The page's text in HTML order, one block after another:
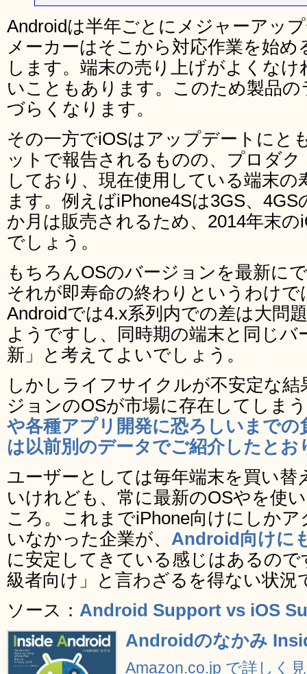
Androidは半年ごとにメジャーアッ
メーカーはそこから対応作業を始
します。端末の売り上げがよくな
いこともあります。このため製品
づらくなります。
その一方でiOSはアップデートにと
ットで報告されるものの、プロダ
しており、現在使用している端末
ます。例えばiPhone4Sは3GS、
か月は販売されるため、2014年末
でしょう。
もちろんOSのバージョンを最新に
それが即寿命の終わりというわけ
Androidでは4.x系列内での差は大問
ようですし、同時期の端末と同じ
新」と考えてよいでしょう。
しかしライフサイクルが不安定な
ジョンのOSが市場に存在してしま
や各種アプリ開発に恐ろしいまで
は以前別のデータでご紹介したとお
ユーザーとしては毎年端末を買い替
いけれども、常に最新のOSやを使
ころ。これまでiPhone向けにしか
いなかった企業が、 Android向けに
に安定してきている感じはあるの
級者向け」と言わざるを得ない状況
ソース： Android Support vs iOS
Androidのなかみ
Amazon.co.jp で詳しく